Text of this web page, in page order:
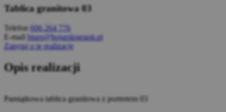
Tablica granitowa 03
Telefon 606 264 776
E-mail biuro@bojarskigranit.pl
Zapytaj o tę realizację
Opis realizacji
Pamiątkowa tablica granitowa z portretem 03